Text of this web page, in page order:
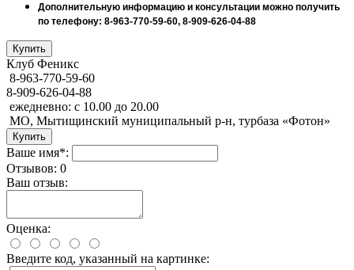
Дополнительную информацию и консультации можно получить
по телефону: 8-963-770-59-60, 8-909-626-04-88
Клуб Феникс
8-963-770-59-60
8-909-626-04-88
ежедневно: с 10.00 до 20.00
МО, Мытищинский муниципальный р-н, турбаза «Фотон»
Ваше имя*:
Отзывов: 0
Ваш отзыв:
Оценка:
Введите код, указанный на картинке: